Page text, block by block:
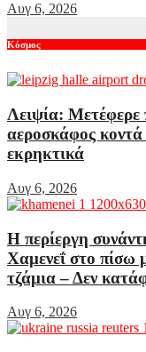
Αυγ 6, 2026
Κόσμος
Λειψία: Μετέφερε
αεροσκάφος
εκρηκτικά
Αυγ 6, 2026
Η περίεργη
Χαμενεΐ στο πίσω
τζάμια – Δεν
Αυγ 6, 2026